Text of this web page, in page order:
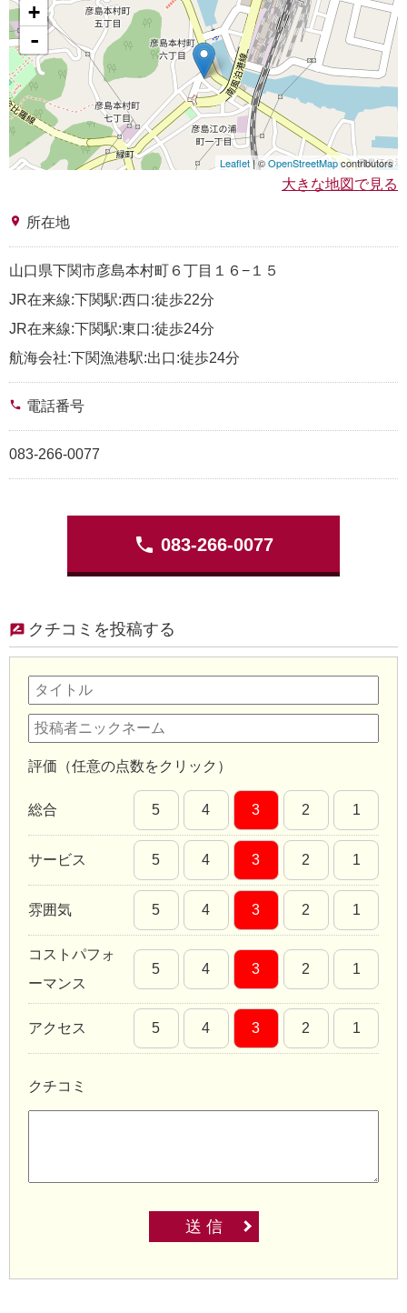
+
-
Leaflet| ©OpenStreetMapcontributors
大きな地図で見る
place 所在地
山口県下関市彦島本村町６丁目１６−１５
JR在来線:下関駅:西口:徒歩22分
JR在来線:下関駅:東口:徒歩24分
航海会社:下関漁港駅:出口:徒歩24分
phone 電話番号
083-266-0077
phone 083-266-0077
クチコミを投稿する
評価（任意の点数をクリック）
総合 5 4 3 2 1
サービス 5 4 3 2 1
雰囲気 5 4 3 2 1
コストパフォ
ーマンス
5 4 3 2 1
アクセス 5 4 3 2 1
クチコミ
送 信